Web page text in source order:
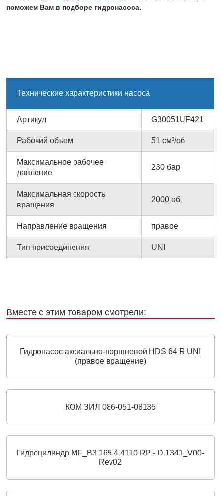
поможем Вам в подборе гидронасоса.
Технические характеристики насоса
Артикул G30051UF421
Рабочий объем 51 см³/об
Максимальное рабочее
давление
230 бар
Максимальная скорость
вращения
2000 об
Направление вращения правое
Тип присоединения UNI
Вместе с этим товаром смотрели:
Гидронасос аксиально-поршневой HDS 64 R UNI
(правое вращение)
КОМ ЗИЛ 086-051-08135
Гидроцилиндр MF_B3 165.4.4110 RP - D.1341_V00-
Rev02